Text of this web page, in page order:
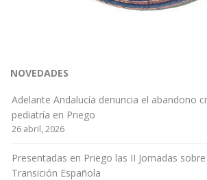
NOVEDADES
Adelante Andalucía denuncia el abandono
pediatría en Priego
26 abril, 2026
Presentadas en Priego las II Jornadas
Transición Española